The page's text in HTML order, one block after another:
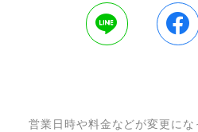
営業日時や料金などが変更に